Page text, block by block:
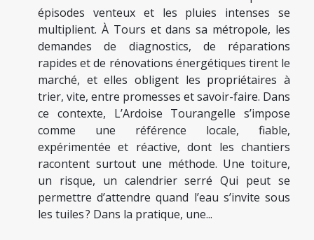
épisodes venteux et les pluies intenses se
multiplient. À Tours et dans sa métropole, les
demandes de diagnostics, de réparations
rapides et de rénovations énergétiques tirent le
marché, et elles obligent les propriétaires à
trier, vite, entre promesses et savoir-faire. Dans
ce contexte, L’Ardoise Tourangelle s’impose
comme une référence locale, fiable,
expérimentée et réactive, dont les chantiers
racontent surtout une méthode. Une toiture,
un risque, un calendrier serré Qui peut se
permettre d’attendre quand l’eau s’invite sous
les tuiles ? Dans la pratique, une...